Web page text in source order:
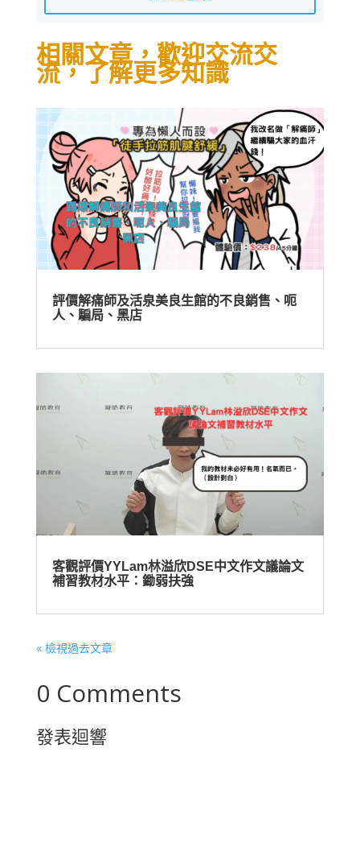
相關文章，歡迎交流交
流，了解更多知識
評價解痛師及活泉美良生館的不良銷售、呃
人、騙局、黑店
客觀評價YYLam林溢欣DSE中文作文議論文
補習教材水平：鋤弱扶強
« 檢視過去文章
0 Comments
發表迴響